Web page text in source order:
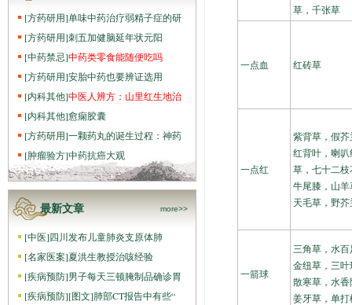
[方药研用]单味中药治疗弱精子症的研
[方药研用]刺五加健脑延年状元阳
[中药禁忌]中药类零食能随便吃吗
[方药研用]安胎中药也要辨证选用
[内科其他]中医人辨方：山里红生地治
[内科其他]愈痫胶囊
[方药研用]一颗药丸的诞生过程：神药
[肿瘤验方]中药抗癌大观
最新文章 more>>
[中医]四川发布儿童肺炎支原体肺
[名家医案]夏洪生教授治咳经验
[疾病预防]男子每天三顿腌制品确诊胃
[疾病预防][图文]肺部CT报告中有些“
草，千张草
一点血 红砖草
一点红
紫背草，假芥
红背叶，喇叭
草，七十二枝
牛尾膝，山羊
天毛草，野芥
一箭球
三角草，水
金纽草，三叶
散寒草，水香
姜牙草，单打